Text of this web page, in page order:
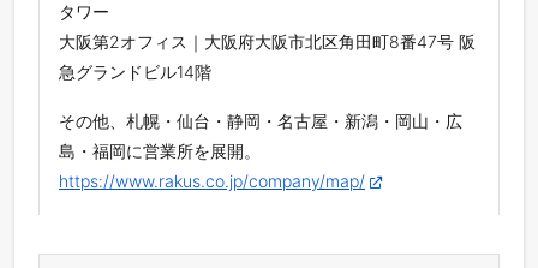
タワー
大阪第2オフィス｜大阪府大阪市北区角田町8番47号 阪
急グランドビル14階
その他、札幌・仙台・静岡・名古屋・新潟・岡山・広
島・福岡に営業所を展開。
https://www.rakus.co.jp/company/map/